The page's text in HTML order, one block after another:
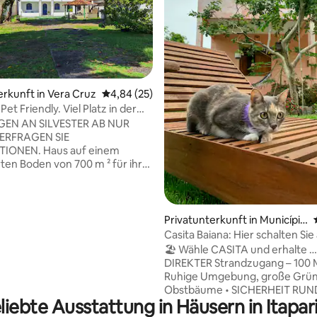
5 von 5, 11 Bewertungen
in Vera Cruz Durchschnittliche Bewertung: 4,84 von 5,
4,84 (25)
Friendly. Viel Platz in der
AN SILVESTER AB NUR
SIE
auf einem
Boden von 700 m ² für ihre
einem Holzofen und
ausgestattet ist und
Privatunterkunft in Município
de Vera Cruz
Casita Baiana: Hier schalten Sie ab!
Life
🏖️ Wähle CASITA und erhalte …
DIREKTER Strandzugang – 100
Ruhige Umgebung, große
Obstbäume • SICHERHEIT
UHR: Gated Community,
Ausstattung in Häusern in